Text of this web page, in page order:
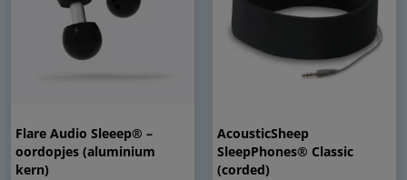
Flare Audio Sleeep® –
oordopjes (aluminium
kern)
AcousticSheep
SleepPhones® Classic
(corded)